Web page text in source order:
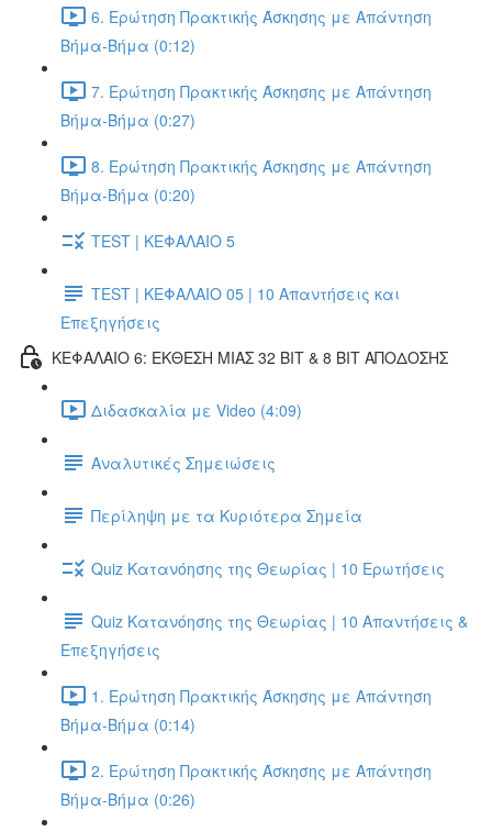
6. Ερώτηση Πρακτικής Άσκησης με Απάντηση
Βήμα-Βήμα (0:12)
7. Ερώτηση Πρακτικής Άσκησης με Απάντηση
Βήμα-Βήμα (0:27)
8. Ερώτηση Πρακτικής Άσκησης με Απάντηση
Βήμα-Βήμα (0:20)
TEST | ΚΕΦΑΛΑΙΟ 5
TEST | ΚΕΦΑΛΑΙΟ 05 | 10 Απαντήσεις και
Επεξηγήσεις
ΚΕΦΑΛΑΙΟ 6: ΕΚΘΕΣΗ ΜΙΑΣ 32 BIT & 8 BIT ΑΠΟΔΟΣΗΣ
Διδασκαλία με Video (4:09)
Αναλυτικές Σημειώσεις
Περίληψη με τα Κυριότερα Σημεία
Quiz Κατανόησης της Θεωρίας | 10 Ερωτήσεις
Quiz Κατανόησης της Θεωρίας | 10 Απαντήσεις &
Επεξηγήσεις
1. Ερώτηση Πρακτικής Άσκησης με Απάντηση
Βήμα-Βήμα (0:14)
2. Ερώτηση Πρακτικής Άσκησης με Απάντηση
Βήμα-Βήμα (0:26)